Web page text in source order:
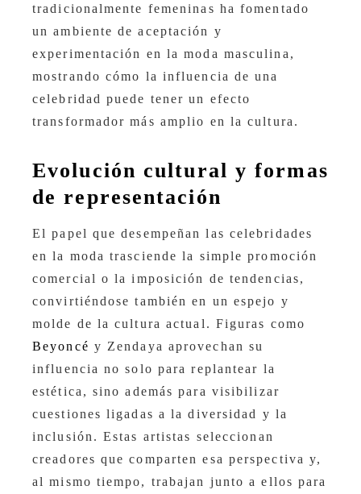
tradicionalmente femeninas ha fomentado
un ambiente de aceptación y
experimentación en la moda masculina,
mostrando cómo la influencia de una
celebridad puede tener un efecto
transformador más amplio en la cultura.
Evolución cultural y formas
de representación
El papel que desempeñan las celebridades
en la moda trasciende la simple promoción
comercial o la imposición de tendencias,
convirtiéndose también en un espejo y
molde de la cultura actual. Figuras como
Beyoncé y Zendaya aprovechan su
influencia no solo para replantear la
estética, sino además para visibilizar
cuestiones ligadas a la diversidad y la
inclusión. Estas artistas seleccionan
creadores que comparten esa perspectiva y,
al mismo tiempo, trabajan junto a ellos para